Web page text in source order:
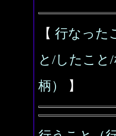
【 行なった
と/したこと
柄）
】